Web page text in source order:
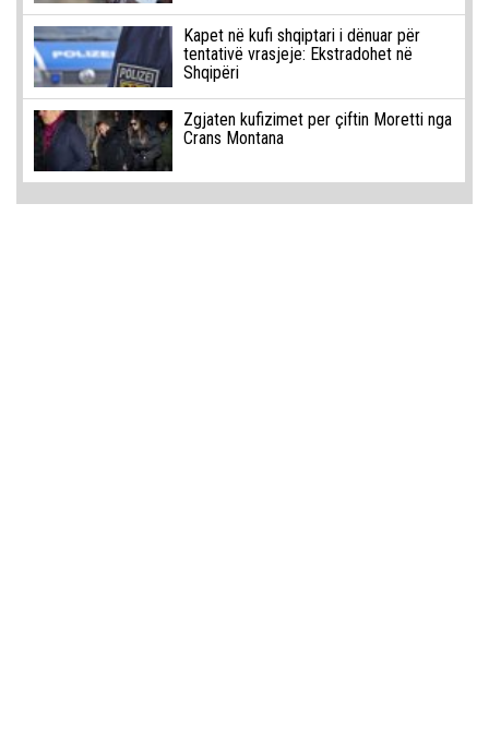
Kapet në kufi shqiptari i dënuar për
tentativë vrasjeje: Ekstradohet në
Shqipëri
Zgjaten kufizimet per çiftin Moretti nga
Crans Montana